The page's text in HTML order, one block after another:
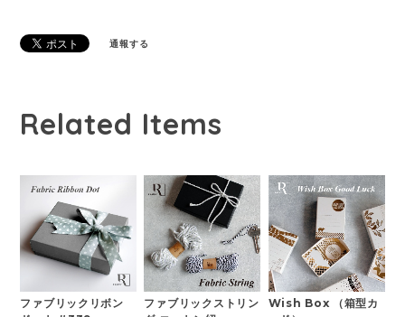
通報する
Related Items
ファブリックリボン
ファブリックストリン
Wish Box （箱型カ